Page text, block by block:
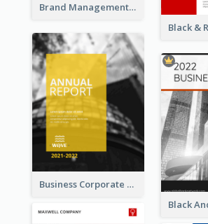
Brand Management Reports
Business Corporate Annual Report